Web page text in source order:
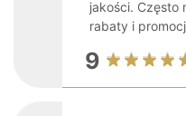
jakości. Często
rabaty i
9